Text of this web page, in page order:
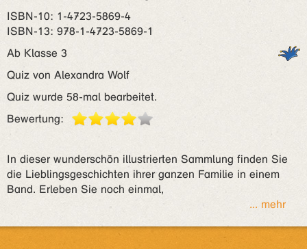
ISBN‑10: 1-4723-5869-4
ISBN‑13: 978-1-4723-5869-1
Ab Klasse 3
Quiz von Alexandra Wolf
Quiz wurde 58-mal bearbeitet.
Bewertung:
In dieser wunderschön illustrierten Sammlung finden Sie
die Lieblingsgeschichten ihrer ganzen Familie in einem
Band. Erleben Sie noch einmal,
... mehr